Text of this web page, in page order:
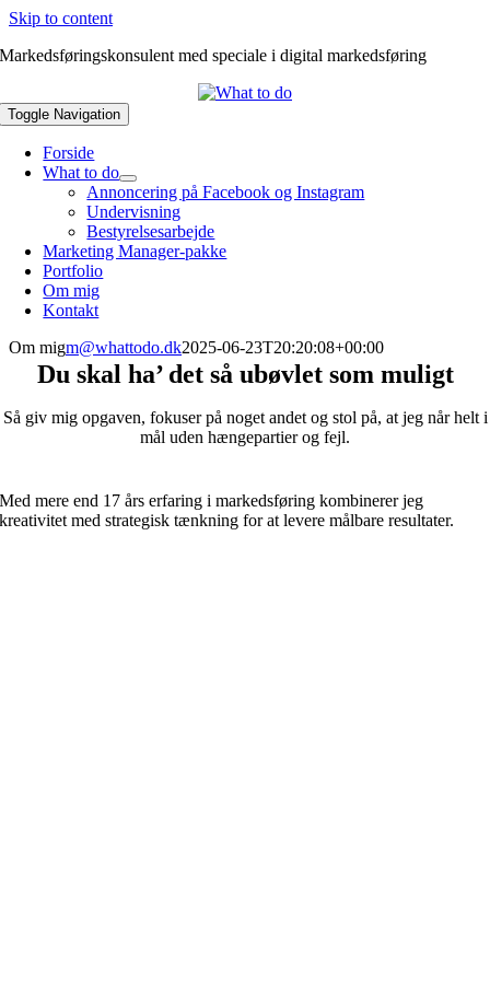
Skip to content
Markedsføringskonsulent med speciale i digital markedsføring
Toggle Navigation
Forside
What to do
Annoncering på Facebook og Instagram
Undervisning
Bestyrelsesarbejde
Marketing Manager-pakke
Portfolio
Om mig
Kontakt
Om migm@whattodo.dk2025-06-23T20:20:08+00:00
Du skal ha’ det så ubøvlet som muligt
Så giv mig opgaven, fokuser på noget andet og stol på, at jeg når helt i
mål uden hængepartier og fejl.
Med mere end 17 års erfaring i markedsføring kombinerer jeg
kreativitet med strategisk tænkning for at levere målbare resultater.